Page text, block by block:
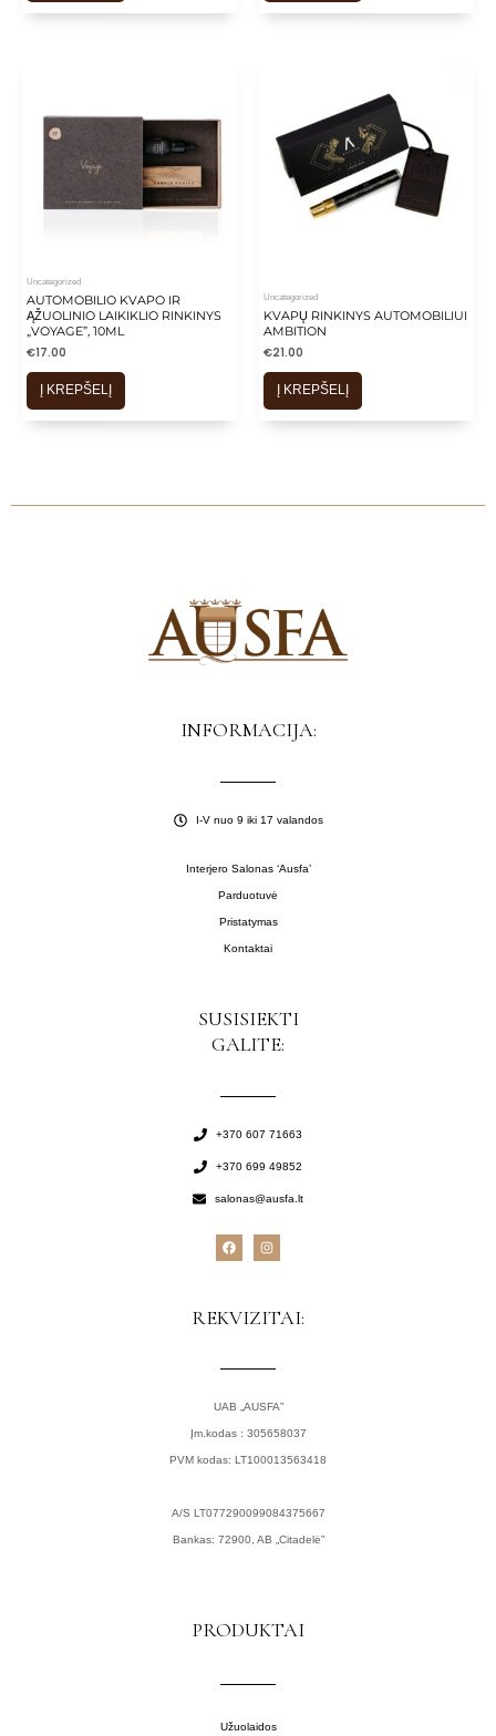
Uncategorized
AUTOMOBILIO KVAPO IR
ĄŽUOLINIO LAIKIKLIO RINKINYS
„VOYAGE”, 10ML
€17.00
Į KREPŠELĮ
Uncategorized
KVAPŲ RINKINYS AUTOMOBILIUI
AMBITION
€21.00
Į KREPŠELĮ
INFORMACIJA:
I-V nuo 9 iki 17 valandos
Interjero Salonas ‘Ausfa’
Parduotuvė
Pristatymas
Kontaktai
SUSISIEKTI
GALITE:
+370 607 71663
+370 699 49852
salonas@ausfa.lt
F
a
c
o
I
n
s
r
REKVIZITAI:
UAB „AUSFA”
Įm.kodas : 305658037
PVM kodas: LT100013563418
A/S LT077290099084375667
Bankas: 72900, AB „Citadelė”
PRODUKTAI
Užuolaidos